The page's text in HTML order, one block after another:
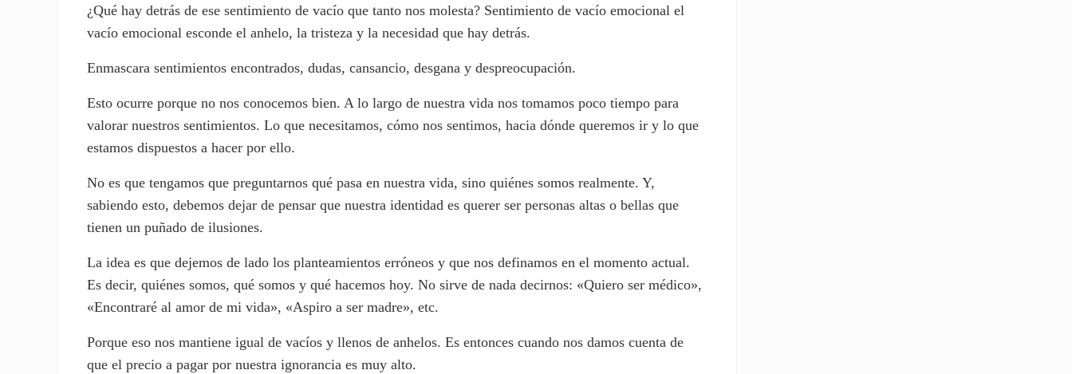
¿Qué hay detrás de ese sentimiento de vacío que tanto nos molesta? Sentimiento de vacío emocional el
vacío emocional esconde el anhelo, la tristeza y la necesidad que hay detrás.
Enmascara sentimientos encontrados, dudas, cansancio, desgana y despreocupación.
Esto ocurre porque no nos conocemos bien. A lo largo de nuestra vida nos tomamos poco tiempo para
valorar nuestros sentimientos. Lo que necesitamos, cómo nos sentimos, hacia dónde queremos ir y lo que
estamos dispuestos a hacer por ello.
No es que tengamos que preguntarnos qué pasa en nuestra vida, sino quiénes somos realmente. Y,
sabiendo esto, debemos dejar de pensar que nuestra identidad es querer ser personas altas o bellas que
tienen un puñado de ilusiones.
La idea es que dejemos de lado los planteamientos erróneos y que nos definamos en el momento actual.
Es decir, quiénes somos, qué somos y qué hacemos hoy. No sirve de nada decirnos: «Quiero ser médico»,
«Encontraré al amor de mi vida», «Aspiro a ser madre», etc.
Porque eso nos mantiene igual de vacíos y llenos de anhelos. Es entonces cuando nos damos cuenta de
que el precio a pagar por nuestra ignorancia es muy alto.